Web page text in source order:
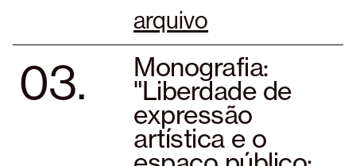
arquivo
03. Monografia:
"Liberdade de
expressão
artística e o